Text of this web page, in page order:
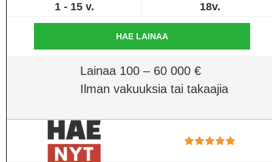
1 - 15 v. 18v.
HAE LAINAA
Lainaa 100 – 60 000 €
Ilman vakuuksia tai takaajia